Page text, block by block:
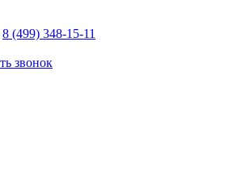
8 (499) 348-15-11
звонок